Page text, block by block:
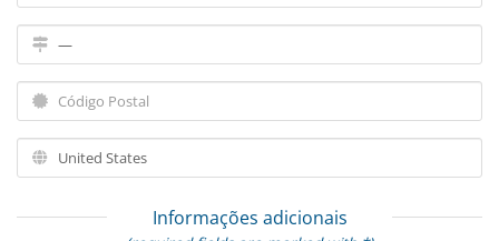
Informações adicionais